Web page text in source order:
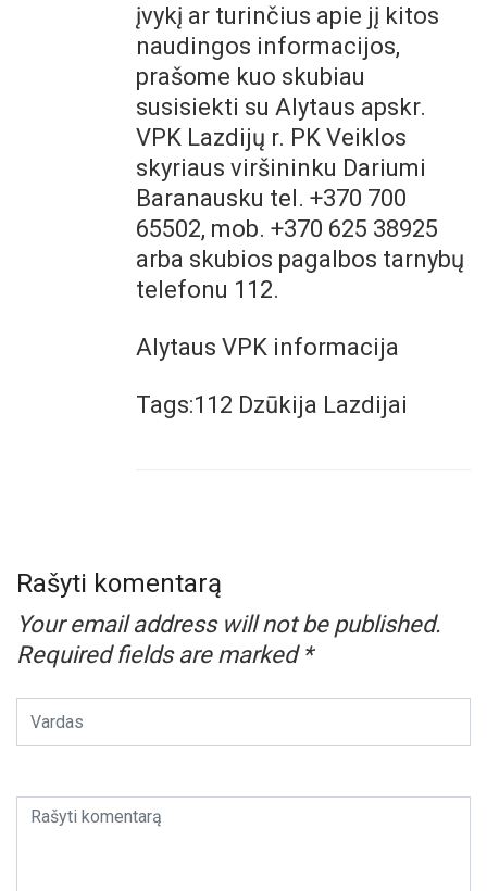
įvykį ar turinčius apie jį kitos
naudingos informacijos,
prašome kuo skubiau
susisiekti su Alytaus apskr.
VPK Lazdijų r. PK Veiklos
skyriaus viršininku Dariumi
Baranausku tel. +370 700
65502, mob. +370 625 38925
arba skubios pagalbos tarnybų
telefonu 112.
Alytaus VPK informacija
Tags:112 Dzūkija Lazdijai
Rašyti komentarą
Your email address will not be published.
Required fields are marked *